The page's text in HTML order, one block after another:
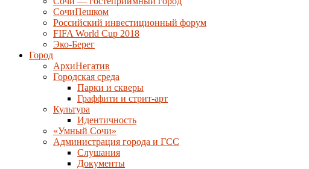
СочиПешком
Российский инвестиционный форум
FIFA World Cup 2018
Эко-Берег
Город
АрхиНегатив
Городская среда
Парки и скверы
Граффити и стрит-арт
Культура
Идентичность
«Умный Сочи»
Администрация города и ГСС
Слушания
Документы